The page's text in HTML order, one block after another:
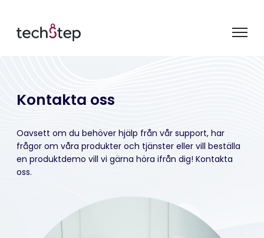
Kontakta oss
Oavsett om du behöver hjälp från vår support, har
frågor om våra produkter och tjänster eller vill beställa
en produktdemo vill vi gärna höra ifrån dig! Kontakta
oss.